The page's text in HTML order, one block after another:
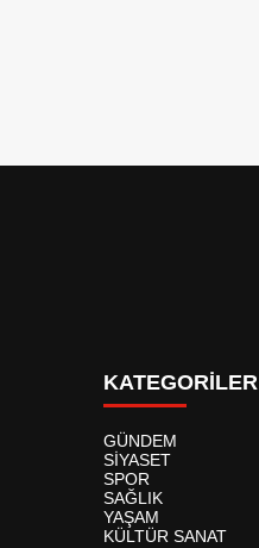
KATEGORİLER
GÜNDEM
SİYASET
SPOR
SAĞLIK
YAŞAM
KÜLTÜR SANAT